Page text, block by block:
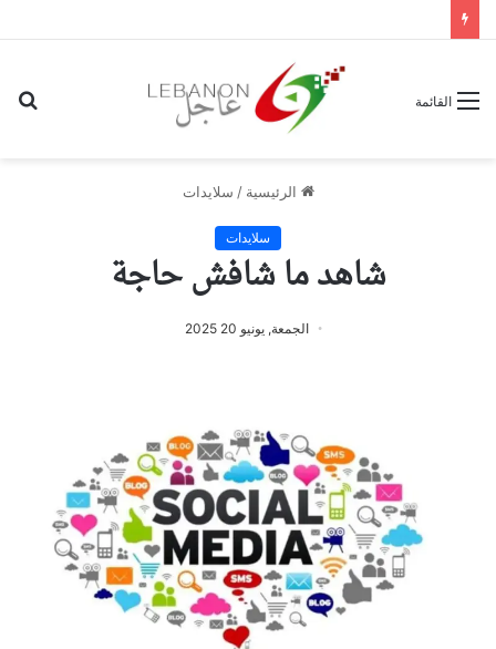
القائمة
الرئيسية / سلايدات
سلايدات
شاهد ما شافش حاجة
الجمعة, يونيو 20 2025